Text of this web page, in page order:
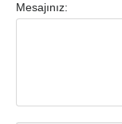
Mesajınız: